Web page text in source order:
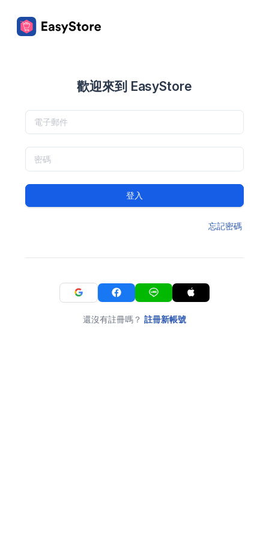
歡迎來到 EasyStore
登入
忘記密碼
還沒有註冊嗎？ 註冊新帳號